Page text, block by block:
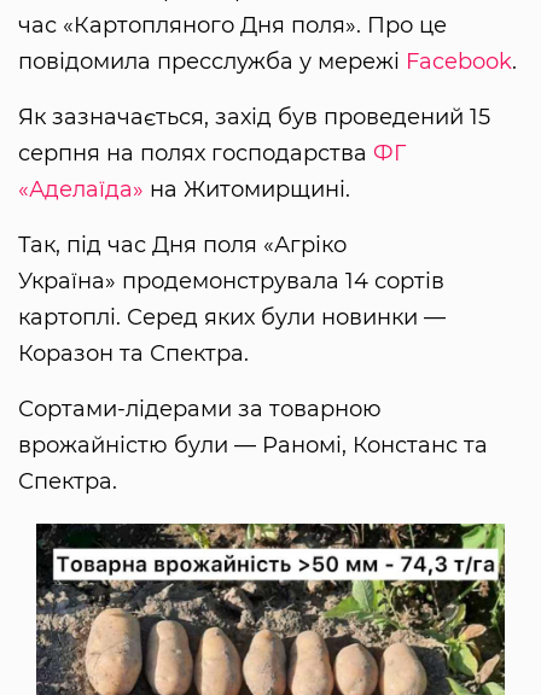
час «Картопляного Дня поля». Про це
повідомила пресслужба у мережі Facebook.
Як зазначається, захід був проведений 15
серпня на полях господарства ФГ
«Аделаїда» на Житомирщині.
Так, під час Дня поля «Агріко
Україна» продемонструвала 14 сортів
картоплі. Серед яких були новинки —
Коразон та Спектра.
Сортами-лідерами за товарною
врожайністю були — Раномі, Констанс та
Спектра.